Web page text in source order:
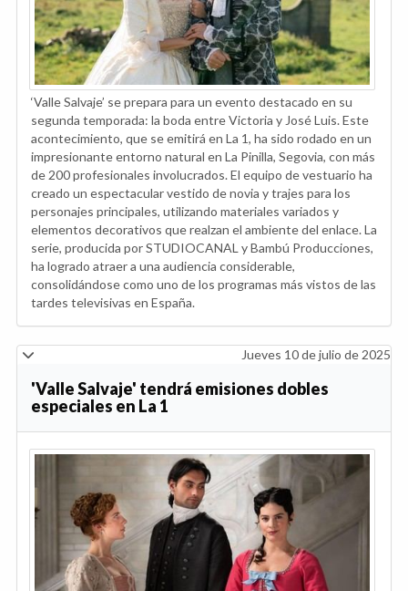
‘Valle Salvaje’ se prepara para un evento destacado en su
segunda temporada: la boda entre Victoria y José Luis. Este
acontecimiento, que se emitirá en La 1, ha sido rodado en un
impresionante entorno natural en La Pinilla, Segovia, con más
de 200 profesionales involucrados. El equipo de vestuario ha
creado un espectacular vestido de novia y trajes para los
personajes principales, utilizando materiales variados y
elementos decorativos que realzan el ambiente del enlace. La
serie, producida por STUDIOCANAL y Bambú Producciones,
ha logrado atraer a una audiencia considerable,
consolidándose como uno de los programas más vistos de las
tardes televisivas en España.
Jueves 10 de julio de 2025
'Valle Salvaje' tendrá emisiones dobles
especiales en La 1